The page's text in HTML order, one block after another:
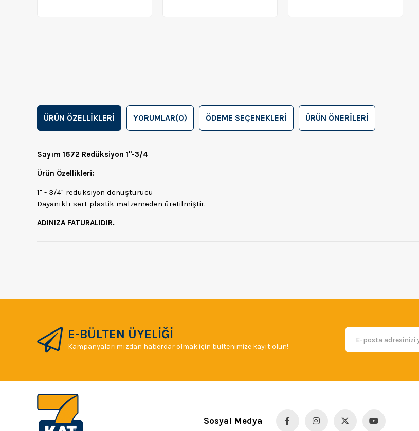
ÜRÜN ÖZELLIKLERI YORUMLAR(0) ÖDEME SEÇENEKLERI ÜRÜN ÖNERILERI
Sayım 1672 Redüksiyon 1"-3/4
Ürün Özellikleri:
1" - 3/4" redüksiyon dönüştürücü
Dayanıklı sert plastik malzemeden üretilmiştir.
ADINIZA FATURALIDIR.
E-BÜLTEN ÜYELİĞİ
Kampanyalarımızdan haberdar olmak için bültenimize kayıt olun!
Sosyal Medya